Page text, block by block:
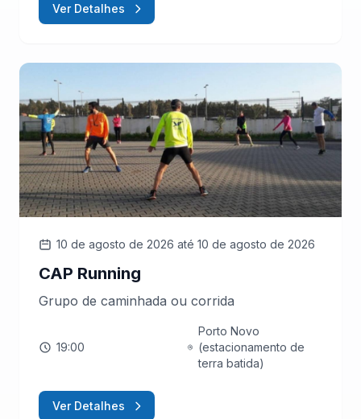
Ver Detalhes
10 de agosto de 2026 até 10 de agosto de 2026
CAP Running
Grupo de caminhada ou corrida
19:00
Porto Novo
(estacionamento de
terra batida)
Ver Detalhes